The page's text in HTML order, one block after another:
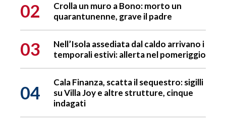
02
Crolla un muro a Bono: morto un
quarantunenne, grave il padre
03
Nell’Isola assediata dal caldo arrivano i
temporali estivi: allerta nel pomeriggio
04
Cala Finanza, scatta il sequestro: sigilli
su Villa Joy e altre strutture, cinque
indagati